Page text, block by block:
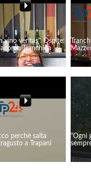
vino veritas". Ospite:
Tranchida
perchè salta
a Trapani
"Ogni